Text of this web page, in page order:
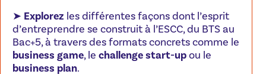
➤ Explorez les différentes façons dont l’esprit
d’entreprendre se construit à l’ESCC, du BTS au
Bac+5, à travers des formats concrets comme le
business game, le challenge start-upou le
business plan.